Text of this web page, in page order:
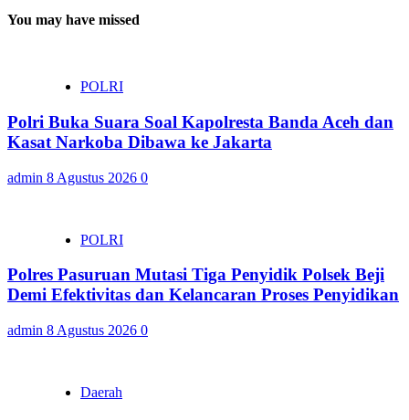
You may have missed
POLRI
Polri Buka Suara Soal Kapolresta Banda Aceh dan
Kasat Narkoba Dibawa ke Jakarta
admin 8 Agustus 2026 0
POLRI
Polres Pasuruan Mutasi Tiga Penyidik Polsek Beji
Demi Efektivitas dan Kelancaran Proses Penyidikan
admin 8 Agustus 2026 0
Daerah